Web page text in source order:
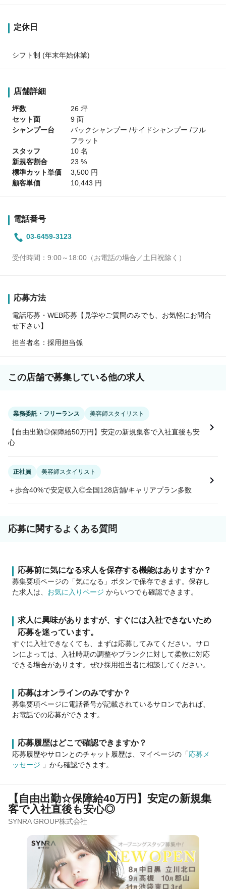
定休日
シフト制 (年末年始休業)
店舗詳細
坪数
26 坪
セット面
9 面
シャンプー台
バックシャンプー /サイドシャンプー /フル
フラット
スタッフ
10 名
新規客割合
23 %
標準カット単価
3,500 円
顧客単価
10,443 円
電話番号
03-6459-3123
受付時間：9:00～18:00（お電話の場合／土日祝除く）
応募方法
電話応募・WEB応募【見学やご質問のみでも、お気軽にお問合
せ下さい】
担当者名：採用担当係
この店舗で募集している他の求人
業務委託・フリーランス 美容師スタイリスト
【自由出勤◎保障給50万円】安定の新規集客で入社直後も安
心
正社員 美容師スタイリスト
＋歩合40%で安定収入◎全国128店舗/キャリアプラン多数
応募に関するよくある質問
応募前に気になる求人を保存する機能はありますか？
募集要項ページの「気になる」ボタンで保存できます。保存し
た求人は、 お気に入りページ からいつでも確認できます。
求人に興味がありますが、すぐには入社できないため
応募を迷っています。
すぐに入社できなくても、まずは応募してみてください。サロ
ンによっては、入社時期の調整やブランクに対して柔軟に対応
できる場合があります。ぜひ採用担当者に相談してください。
応募はオンラインのみですか？
募集要項ページに電話番号が記載されているサロンであれば、
お電話での応募ができます。
応募履歴はどこで確認できますか？
応募履歴やサロンとのチャット履歴は、マイページの「応募メ
ッセージ
」から確認できます。
【自由出勤☆保障給40万円】安定の新規集
客で入社直後も安心◎
SYNRA GROUP株式会社